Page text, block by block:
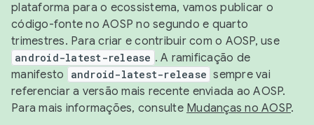
plataforma para o ecossistema, vamos publicar o
código-fonte no AOSP no segundo e quarto
trimestres. Para criar e contribuir com o AOSP, use
android-latest-release . A ramificação de
manifesto
android-latest-release sempre vai
referenciar a versão mais recente enviada ao AOSP.
Para mais informações, consulte Mudanças no AOSP.